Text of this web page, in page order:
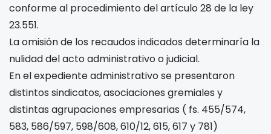
conforme al procedimiento del artículo 28 de la ley
23.551.
La omisión de los recaudos indicados determinaría la
nulidad del acto administrativo o judicial.
En el expediente administrativo se presentaron
distintos sindicatos, asociaciones gremiales y
distintas agrupaciones empresarias ( fs. 455/574,
583, 586/597, 598/608, 610/12, 615, 617 y 781)